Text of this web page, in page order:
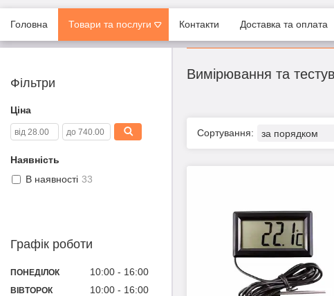
Головна Товари та послуги Контакти Доставка та оплата
Вимірювання та
Фільтри
Ціна
Наявність
В наявності 33
Графік роботи
ПОНЕДІЛОК 10:00 16:00
ВІВТОРОК 10:00 16:00